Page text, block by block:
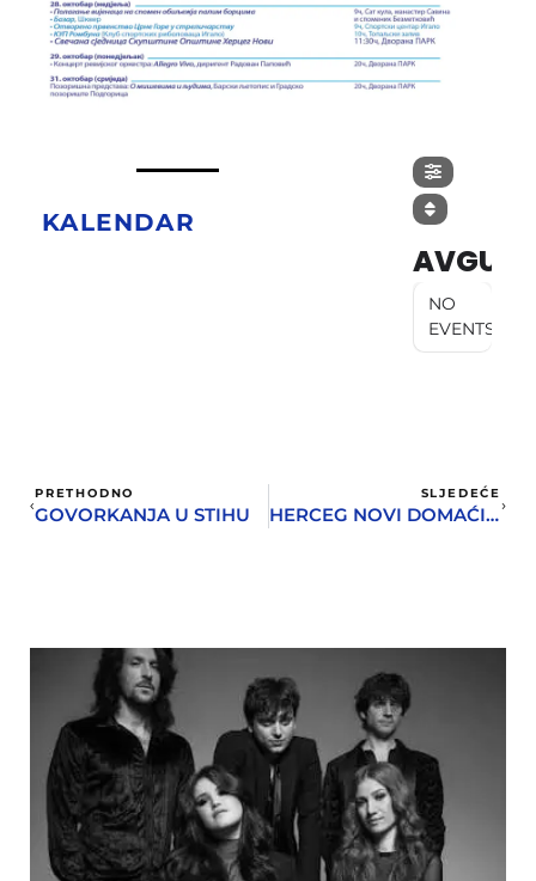
KALENDAR
AVGUST
NO
EVENTS
PRETHODNO
GOVORKANJA U STIHU
SLJEDEĆE
HERCEG NOVI DOMAĆIN SIMPOZIJUMA O ANDRIĆU